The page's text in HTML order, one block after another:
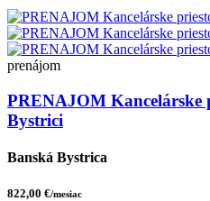
prenájom
PRENAJOM Kancelárske
Bystrici
Banská Bystrica
822,00 €/mesiac